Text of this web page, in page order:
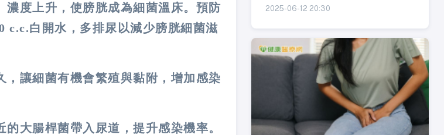
濃度上升，使膀胱成為細菌溫床。預防
c.c.白開水，多排尿以減少膀胱細菌滋
，讓細菌有機會繁殖與黏附，增加感染
大腸桿菌帶入尿道，提升感染機率。
2025-06-12 20:30